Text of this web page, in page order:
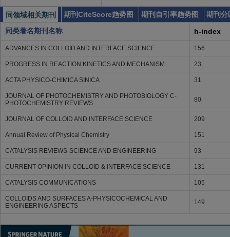
同领域相关期刊 期刊CiteScore趋势图 期刊自引率趋势图
期刊分
同类著名期刊名称
h-index
ADVANCES IN COLLOID AND INTERFACE SCIENCE 156
PROGRESS IN REACTION KINETICS AND MECHANISM 23
ACTA PHYSICO-CHIMICA SINICA 31
JOURNAL OF PHOTOCHEMISTRY AND PHOTOBIOLOGY C-
PHOTOCHEMISTRY REVIEWS
80
JOURNAL OF COLLOID AND INTERFACE SCIENCE 209
Annual Review of Physical Chemistry 151
CATALYSIS REVIEWS-SCIENCE AND ENGINEERING 93
CURRENT OPINION IN COLLOID & INTERFACE SCIENCE 131
CATALYSIS COMMUNICATIONS 105
COLLOIDS AND SURFACES A-PHYSICOCHEMICAL AND
ENGINEERING ASPECTS
149